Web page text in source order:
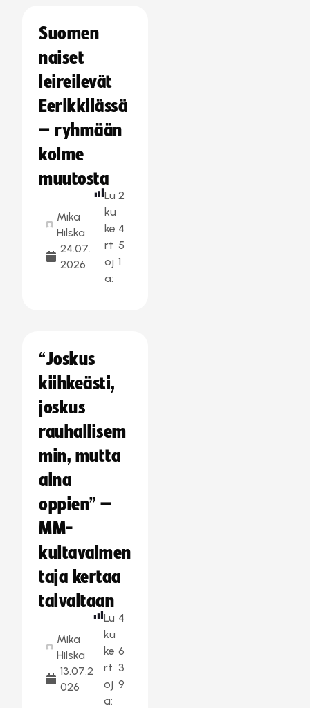
Suomen
naiset
leireilevät
Eerikkilässä
– ryhmään
kolme
muutosta
Mika
Hilska
24.07.
2026
Lu
ku
ke
rt
oj
a:
2
4
5
1
“Joskus
kiihkeästi,
joskus
rauhallisem
min, mutta
aina
oppien” –
MM-
kultavalmen
taja kertaa
taivaltaan
Mika
Hilska
13.07.2
026
Lu
ku
ke
rt
oj
a:
4
6
3
9